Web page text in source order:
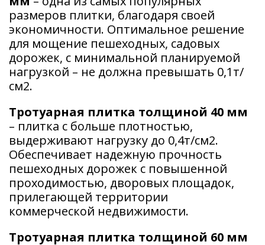
размеров плитки, благодаря своей
экономичности. Оптимальное решение
для мощение пешеходных, садовых
дорожек, с минимальной планируемой
нагрузкой – не должна превышать 0,1т/
см2.
Тротуарная плитка толщиной 40 мм
– плитка с больше плотностью,
выдерживают нагрузку до 0,4т/см2.
Обеспечивает надежную прочность
пешеходных дорожек с повышенной
проходимостью, дворовых площадок,
прилегающей территории
коммерческой недвижимости.
Тротуарная плитка толщиной 60 мм